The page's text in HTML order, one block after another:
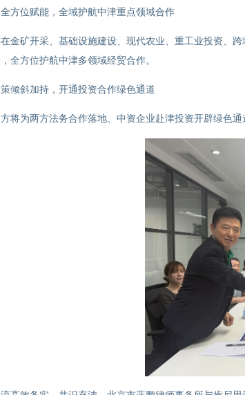
方位赋能，全域护航中津重点领域合作
金矿开采、基础设施建设、现代农业、重工业投资、
全方位护航中津多领域经贸合作。
倾斜加持，开通投资合作绿色通道
将为两方法务合作落地、中资企业赴津投资开辟绿色